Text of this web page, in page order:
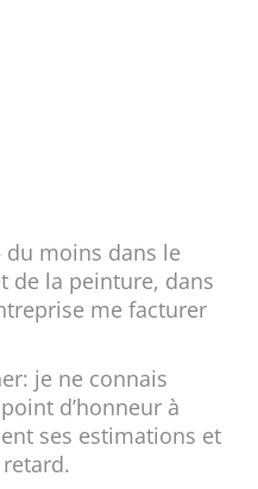
du moins dans le
de la peinture, dans
me facturer
je ne connais
d’honneur à
ses estimations et